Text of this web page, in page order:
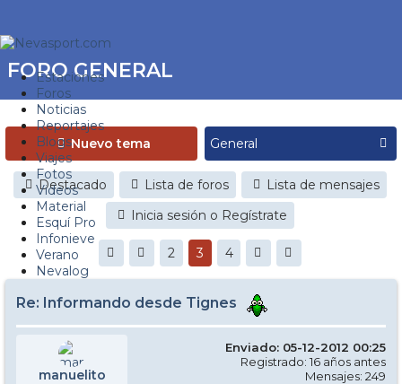
Estaciones
Foros
Noticias
Reportajes
Blogs
Viajes
Fotos
Videos
Material
Esquí Pro
Infonieve
Verano
Nevalog
FORO GENERAL
Nuevo tema
Destacado Lista de foros
Lista de mensajes
Inicia sesión o Regístrate
2 3 4
Re: Informando desde Tignes
manuelito
Enviado: 05-12-2012 00:25
Registrado: 16 años antes
Mensajes: 249